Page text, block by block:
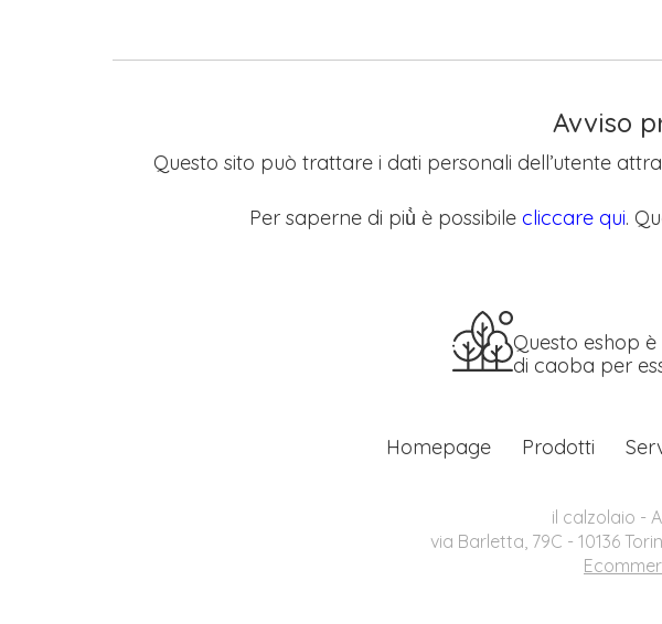
Avviso
Questo sito può trattare i dati personali dell’utente
Per saperne di più̀ è possibile cliccare qui.
Questo eshop
di caoba per
Homepage Prodotti
il calzolaio -
via Barletta, 79C - 10136